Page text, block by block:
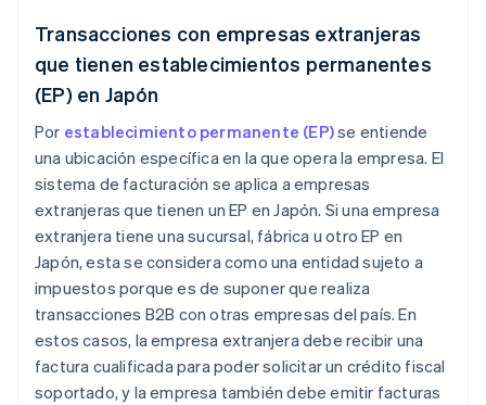
Transacciones con empresas extranjeras
que tienen establecimientos permanentes
(EP) en Japón
Por establecimiento permanente (EP)se entiende
una ubicación específica en la que opera la empresa. El
sistema de facturación se aplica a empresas
extranjeras que tienen un EP en Japón. Si una empresa
extranjera tiene una sucursal, fábrica u otro EP en
Japón, esta se considera como una entidad sujeto a
impuestos porque es de suponer que realiza
transacciones B2B con otras empresas del país. En
estos casos, la empresa extranjera debe recibir una
factura cualificada para poder solicitar un crédito fiscal
soportado, y la empresa también debe emitir facturas